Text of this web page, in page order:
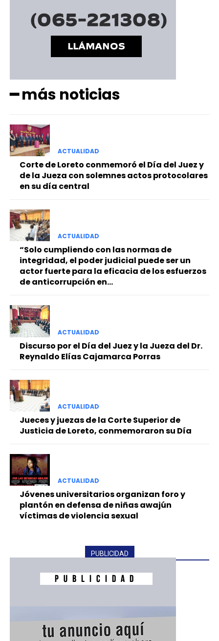
━ más noticias
ACTUALIDAD
Corte de Loreto conmemoró el Día del Juez y
de la Jueza con solemnes actos protocolares
en su día central
ACTUALIDAD
“Solo cumpliendo con las normas de
integridad, el poder judicial puede ser un
actor fuerte para la eficacia de los esfuerzos
de anticorrupción en...
ACTUALIDAD
Discurso por el Día del Juez y la Jueza del Dr.
Reynaldo Elías Cajamarca Porras
ACTUALIDAD
Jueces y juezas de la Corte Superior de
Justicia de Loreto, conmemoraron su Día
ACTUALIDAD
Jóvenes universitarios organizan foro y
plantón en defensa de niñas awajún
víctimas de violencia sexual
PUBLICIDAD